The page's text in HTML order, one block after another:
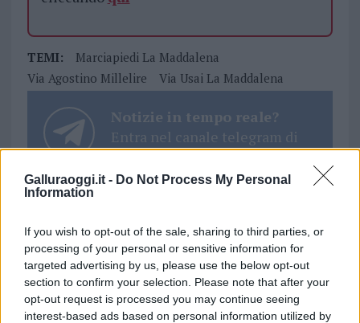
Galluraoggi.it - Do Not Process My Personal
Information
If you wish to opt-out of the sale, sharing to third parties, or
processing of your personal or sensitive information for
targeted advertising by us, please use the below opt-out
section to confirm your selection. Please note that after your
opt-out request is processed you may continue seeing
interest-based ads based on personal information utilized by
TEMI:
Marciapiedi La Maddalena
Via Agostino Millelire
Via Usai La Maddalena
Notizie in tempo reale?
Entra nel canale telegram di
Inviaci le tue segnalazioni,
i tuoi video e le tue foto
Su WhatsApp al numero +39
345 356 7512